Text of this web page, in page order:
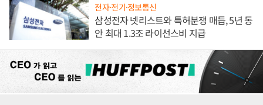
전자·전기·정보통신
삼성전자 넷리스트와 특허분쟁 매듭, 5년 동
안 최대 1.3조 라이선스비 지급